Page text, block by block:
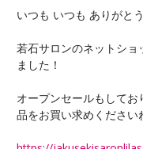
いつも いつも ありがと
若石サロンのネットショ
ました！
オープンセールもして
品をお買い求めください